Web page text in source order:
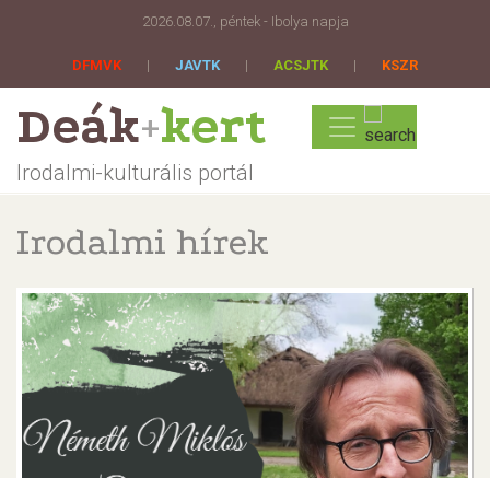
2026.08.07., péntek - Ibolya napja
DFMVK | JAVTK | ACSJTK | KSZR
Deák+kert
Irodalmi-kulturális portál
Irodalmi hírek